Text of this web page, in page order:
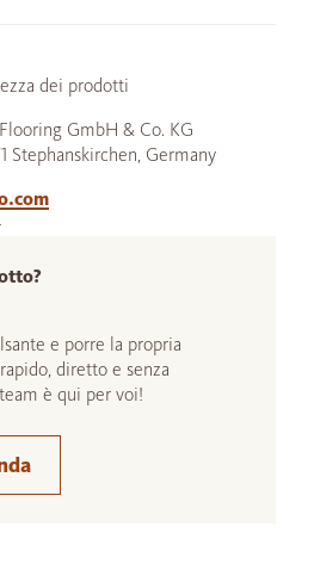
dei prodotti
GmbH & Co. KG
Stephanskirchen, Germany
e porre la propria
diretto e senza
è qui per voi!